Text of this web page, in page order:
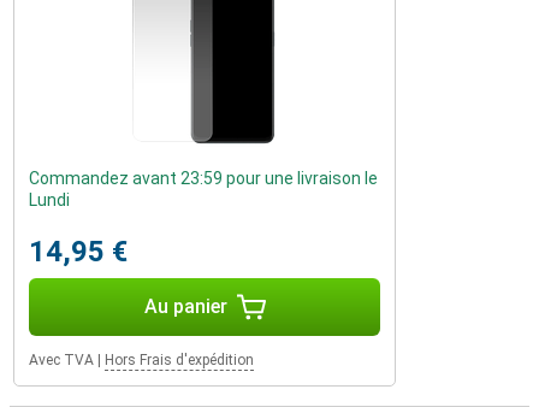
Commandez avant 23:59 pour une livraison le
Lundi
14,95 €
Au panier
Avec TVA Hors Frais d'expédition